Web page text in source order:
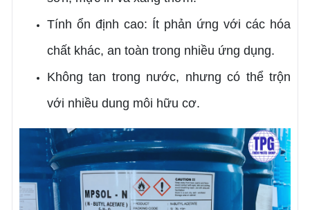
Tính ổn định cao: Ít phản ứng với các hóa
chất khác, an toàn trong nhiều ứng dụng.
Không tan trong nước, nhưng có thể trộn
với nhiều dung môi hữu cơ.